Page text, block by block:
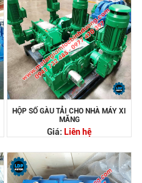
HỘP SỐ GÀU TẢI CHO NHÀ MÁY XI
MĂNG
Giá: Liên hệ